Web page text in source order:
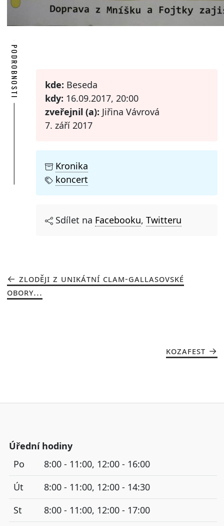
PODROBNOSTI kde: Beseda
kdy: 16.09.2017, 20:00
zveřejnil (a): Jiřina Vávrová
7. září 2017
Kronika
koncert
Sdílet na Facebooku, Twitteru
ZLODĚJI Z UNIKÁTNÍ CLAM-GALLASOVSKÉ
OBORY...
KOZAFEST
Úřední hodiny
Po
8:00 - 11:00, 12:00 - 16:00
Út
8:00 - 11:00, 12:00 - 14:30
St
8:00 - 11:00, 12:00 - 17:00